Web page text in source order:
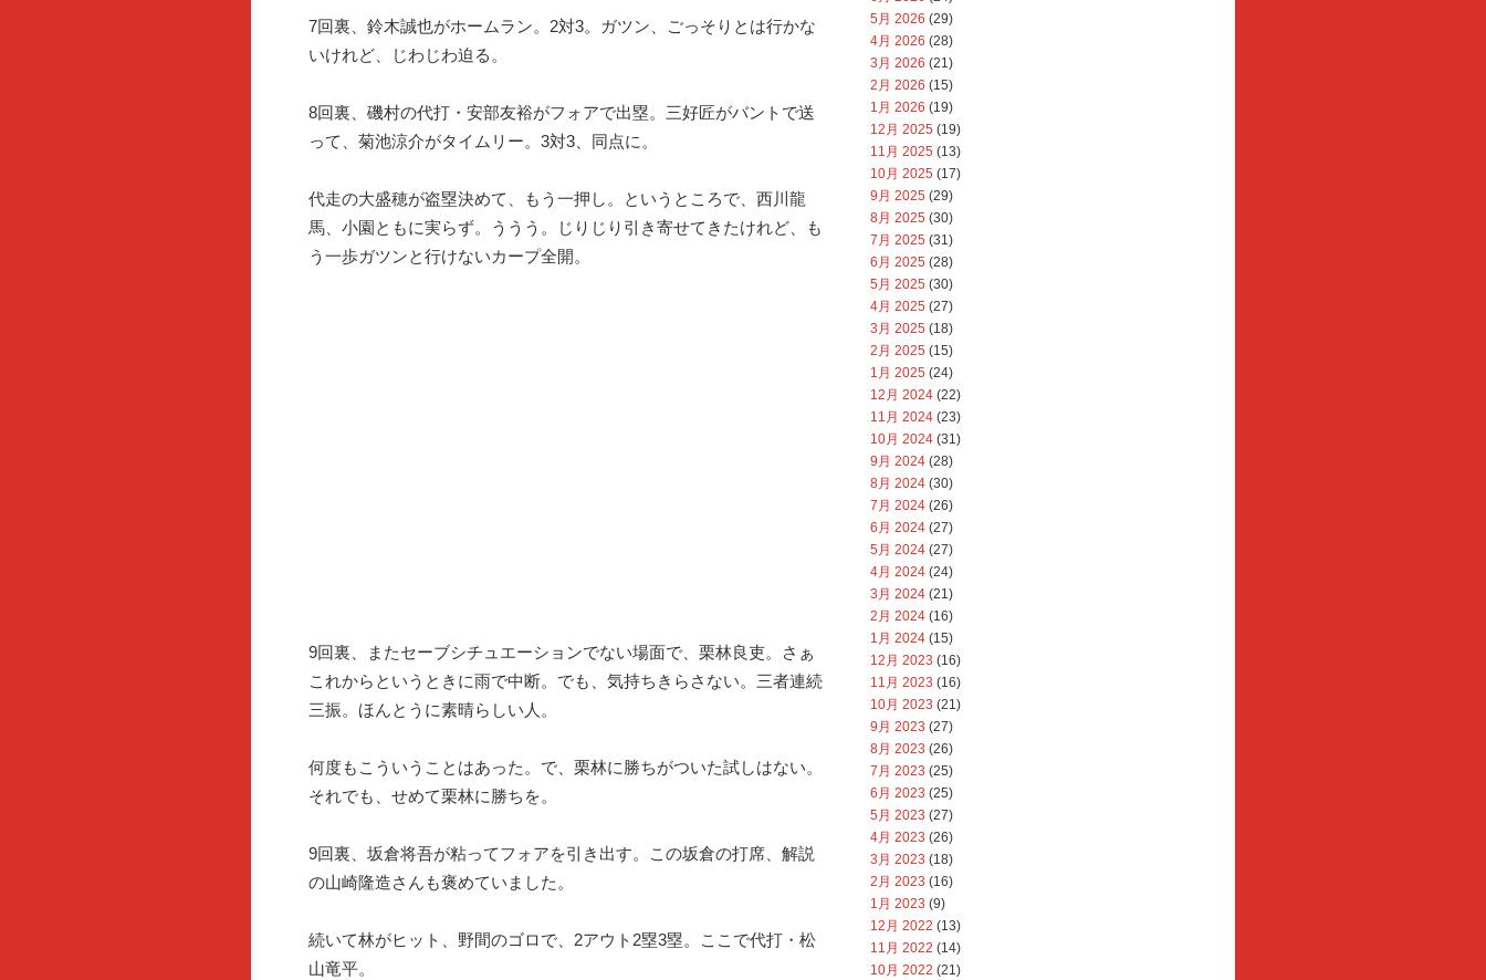
7回裏、鈴木誠也がホームラン。2対3。ガツン、ごっそりとは行かな
いけれど、じわじわ迫る。
8回裏、磯村の代打・安部友裕がフォアで出塁。三好匠がバントで送
って、菊池涼介がタイムリー。3対3、同点に。
代走の大盛穂が盗塁決めて、もう一押し。というところで、西川龍
馬、小園ともに実らず。ううう。じりじり引き寄せてきたけれど、も
う一歩ガツンと行けないカープ全開。
9回裏、またセーブシチュエーションでない場面で、栗林良吏。さぁ
これからというときに雨で中断。でも、気持ちきらさない。三者連続
三振。ほんとうに素晴らしい人。
何度もこういうことはあった。で、栗林に勝ちがついた試しはない。
それでも、せめて栗林に勝ちを。
9回裏、坂倉将吾が粘ってフォアを引き出す。この坂倉の打席、解説
の山崎隆造さんも褒めていました。
続いて林がヒット、野間のゴロで、2アウト2塁3塁。ここで代打・松
山竜平。
5月 2026 (29)
4月 2026 (28)
3月 2026 (21)
2月 2026 (15)
1月 2026 (19)
12月 2025 (19)
11月 2025 (13)
10月 2025 (17)
9月 2025 (29)
8月 2025 (30)
7月 2025 (31)
6月 2025 (28)
5月 2025 (30)
4月 2025 (27)
3月 2025 (18)
2月 2025 (15)
1月 2025 (24)
12月 2024 (22)
11月 2024 (23)
10月 2024 (31)
9月 2024 (28)
8月 2024 (30)
7月 2024 (26)
6月 2024 (27)
5月 2024 (27)
4月 2024 (24)
3月 2024 (21)
2月 2024 (16)
1月 2024 (15)
12月 2023 (16)
11月 2023 (16)
10月 2023 (21)
9月 2023 (27)
8月 2023 (26)
7月 2023 (25)
6月 2023 (25)
5月 2023 (27)
4月 2023 (26)
3月 2023 (18)
2月 2023 (16)
1月 2023 (9)
12月 2022 (13)
11月 2022 (14)
10月 2022 (21)